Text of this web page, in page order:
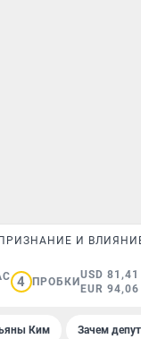
ПРИЗНАНИЕ И
4 ПРОБКИ
USD 81,41
EUR 94,06
Ким Зачем